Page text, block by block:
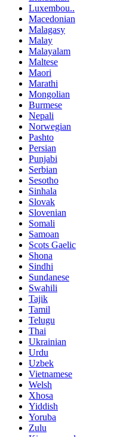
Luxembou..
Macedonian
Malagasy
Malay
Malayalam
Maltese
Maori
Marathi
Mongolian
Burmese
Nepali
Norwegian
Pashto
Persian
Punjabi
Serbian
Sesotho
Sinhala
Slovak
Slovenian
Somali
Samoan
Scots Gaelic
Shona
Sindhi
Sundanese
Swahili
Tajik
Tamil
Telugu
Thai
Ukrainian
Urdu
Uzbek
Vietnamese
Welsh
Xhosa
Yiddish
Yoruba
Zulu